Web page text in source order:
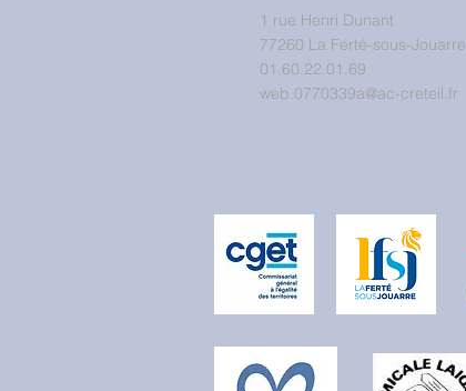
1 rue Henri Dunant
77260 La Ferté-sous-Jouarre
01.60.22.01.69
web.0770339a@ac-creteil.fr